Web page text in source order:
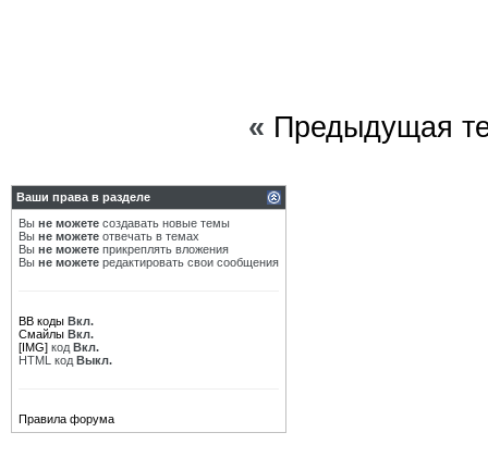
« Предыдущая
Ваши права в разделе
Вы не можете создавать новые темы
Вы не можете отвечать в темах
Вы не можете прикреплять вложения
Вы не можете редактировать свои сообщения
BB коды Вкл.
Смайлы Вкл.
[IMG] код Вкл.
HTML код Выкл.
Правила форума